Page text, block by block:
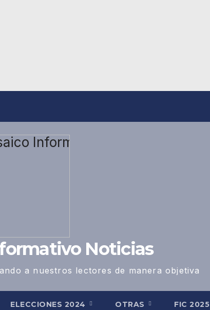
Noticias
a nuestros lectores de manera objetiva
ELECCIONES 2024 OTRAS FIC 2025